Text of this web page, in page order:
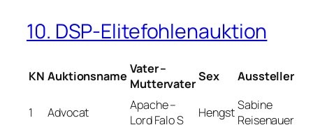
10. DSP-Elitefohlenauktion
KN Auktionsname Vater –
MuttervaterSex Aussteller
1 Advocat
Apache –
Lord Falo S
Hengst Sabine
Reisenauer